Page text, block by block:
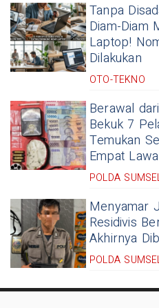
Tanpa
Diam-Diam
Laptop!
Dilakukan
OTO-TEKNO
Berawal
Bekuk 7
Temukan
Empat
POLDA
Menyamar
Residivis
Akhirnya
POLDA